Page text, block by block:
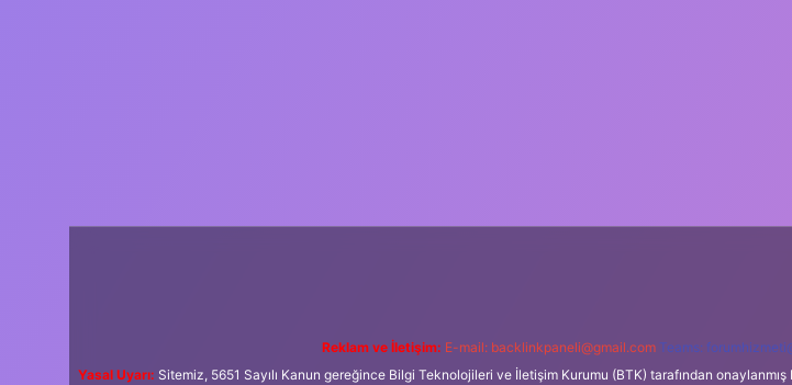
Reklam ve İletişim: E-mail: backlinkpaneli@gmail.com Teams:
Yasal Uyarı: Sitemiz, 5651 Sayılı Kanun gereğince Bilgi Teknolojileri ve İletişim Kurumu (BTK) tarafından